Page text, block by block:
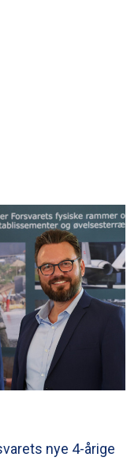
nye 4-årige